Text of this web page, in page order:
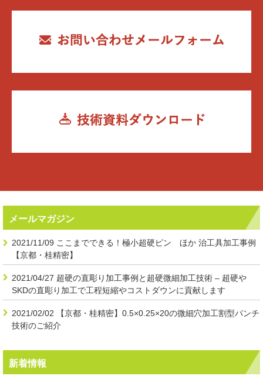
メールマガジン
2021/11/09 ここまでできる！極小超硬ピン ほか 治工具加工事例
【京都・桂精密】
2021/04/27 超硬の直彫り加工事例と超硬微細加工技術 – 超硬や
SKDの直彫り加工で工程短縮やコストダウンに貢献します
2021/02/02
【京都・桂精密】0.5×0.25×20の微細穴加工割型パンチ
技術のご紹介
新着情報